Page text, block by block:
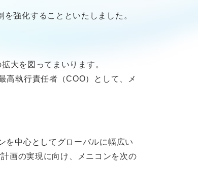
強化することといたしました。
大を図ってまいります。
高執行責任者（COO）として、メ
を中心としてグローバルに幅広い
画の実現に向け、メニコンを次の